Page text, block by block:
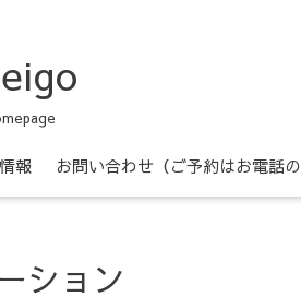
報 お問い合わせ（ご予約はお電話
ション